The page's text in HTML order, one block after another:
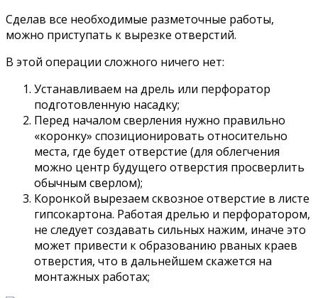
Сделав все необходимые разметочные работы,
можно приступать к вырезке отверстий.
В этой операции сложного ничего нет:
Устанавливаем на дрель или перфоратор
подготовленную насадку;
Перед началом сверления нужно правильно
«коронку» спозиционировать относительно
места, где будет отверстие (для облегчения
можно центр будущего отверстия просверлить
обычным сверлом);
Коронкой вырезаем сквозное отверстие в листе
гипсокартона. Работая дрелью и перфоратором,
не следует создавать сильных нажим, иначе это
может привести к образованию рваных краев
отверстия, что в дальнейшем скажется на
монтажных работах;